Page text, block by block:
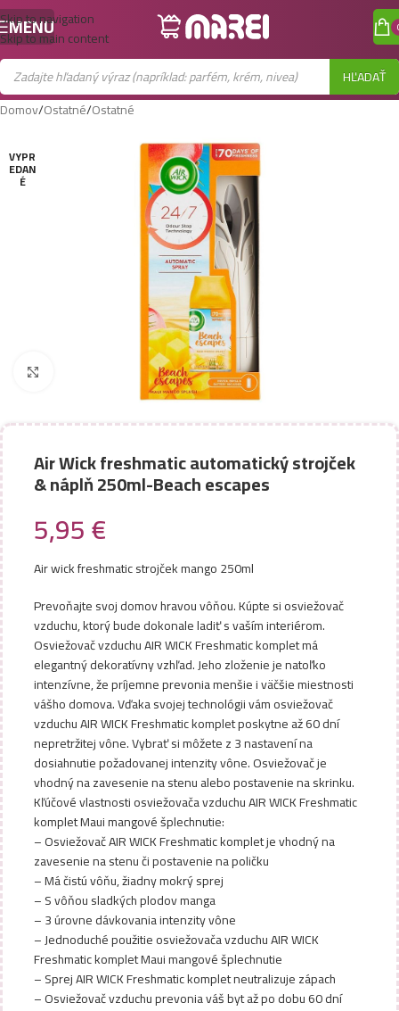
Skip to navigation
Skip to main content
MENU
HĽADAŤ
Domov/Ostatné/Ostatné
VYPR
EDAN
É
Zobraziť väčší obrázok
Air Wick freshmatic automatický strojček
& náplň 250ml-Beach escapes
5,95€
Air wick freshmatic strojček mango 250ml
Prevoňajte svoj domov hravou vôňou. Kúpte si osviežovač
vzduchu, ktorý bude dokonale ladiť s vaším interiérom.
Osviežovač vzduchu AIR WICK Freshmatic komplet má
elegantný dekoratívny vzhľad. Jeho zloženie je natoľko
intenzívne, že príjemne prevonia menšie i väčšie miestnosti
vášho domova. Vďaka svojej technológii vám osviežovač
vzduchu AIR WICK Freshmatic komplet poskytne až 60 dní
nepretržitej vône. Vybrať si môžete z 3 nastavení na
dosiahnutie požadovanej intenzity vône. Osviežovač je
vhodný na zavesenie na stenu alebo postavenie na skrinku.
Kľúčové vlastnosti osviežovača vzduchu AIR WICK Freshmatic
komplet Maui mangové šplechnutie:
– Osviežovač AIR WICK Freshmatic komplet je vhodný na
zavesenie na stenu či postavenie na poličku
– Má čistú vôňu, žiadny mokrý sprej
– S vôňou sladkých plodov manga
– 3 úrovne dávkovania intenzity vône
– Jednoduché použitie osviežovača vzduchu AIR WICK
Freshmatic komplet Maui mangové šplechnutie
– Sprej AIR WICK Freshmatic komplet neutralizuje zápach
– Osviežovač vzduchu prevonia váš byt až po dobu 60 dní